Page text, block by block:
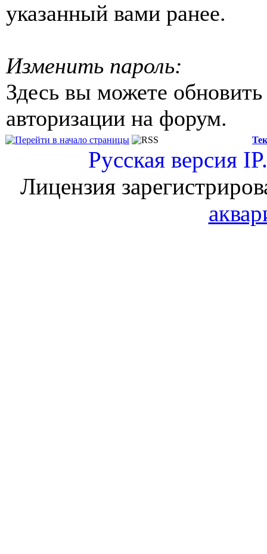
указанный вами ранее.
Изменить пароль:
Здесь вы можете
авторизации на форум.
Русская версия
Лицензия